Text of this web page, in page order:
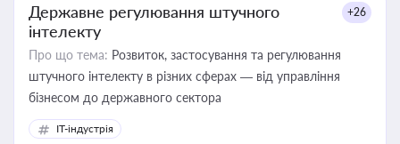
Державне регулювання штучного
інтелекту
+26
Про що тема: Розвиток, застосування та регулювання
штучного інтелекту в різних сферах — від управління
бізнесом до державного сектора
IT-індустрія